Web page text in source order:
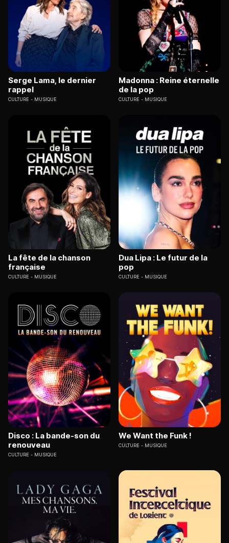
Serge Lama, le dernier
rappel
CULTURE MUSIQUE
Madonna : Reine éternelle
de la pop
CULTURE MUSIQUE
La fête de la chanson
française
CULTURE MUSIQUE
Dua Lipa : Le futur de la
pop
CULTURE MUSIQUE
Disco : La bande-son du
renouveau
CULTURE MUSIQUE
We Want the Funk !
CULTURE MUSIQUE